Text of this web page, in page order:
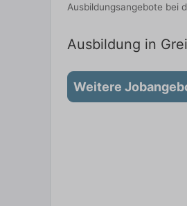
Ausbildungsangebote bei
Ausbildung in
Weitere